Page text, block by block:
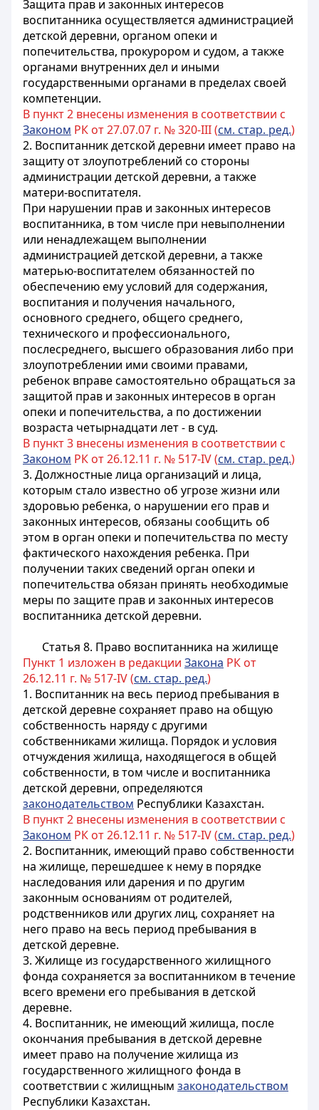
Защита прав и законных интересов
воспитанника осуществляется администрацией
детской деревни, органом опеки и
попечительства, прокурором и судом, а также
органами внутренних дел и иными
государственными органами в пределах своей
компетенции.
В пункт 2 внесены изменения в соответствии с
Законом РК от 27.07.07 г. № 320-III (см. стар. ред.)
2. Воспитанник детской деревни имеет право на
защиту от злоупотреблений со стороны
администрации детской деревни, а также
матери-воспитателя.
При нарушении прав и законных интересов
воспитанника, в том числе при невыполнении
или ненадлежащем выполнении
администрацией детской деревни, а также
матерью-воспитателем обязанностей по
обеспечению ему условий для содержания,
воспитания и получения начального,
основного среднего, общего среднего,
технического и профессионального,
послесреднего, высшего образования либо при
злоупотреблении ими своими правами,
ребенок вправе самостоятельно обращаться за
защитой прав и законных интересов в орган
опеки и попечительства, а по достижении
возраста четырнадцати лет - в суд.
В пункт 3 внесены изменения в соответствии с
Законом РК от 26.12.11 г. № 517-IV (см. стар. ред.)
3. Должностные лица организаций и лица,
которым стало известно об угрозе жизни или
здоровью ребенка, о нарушении его прав и
законных интересов, обязаны сообщить об
этом в орган опеки и попечительства по месту
фактического нахождения ребенка. При
получении таких сведений орган опеки и
попечительства обязан принять необходимые
меры по защите прав и законных интересов
воспитанника детской деревни.
Статья 8. Право воспитанника на жилище
Пункт 1 изложен в редакции Закона РК от
26.12.11 г. № 517-IV (см. стар. ред.)
1. Воспитанник на весь период пребывания в
детской деревне сохраняет право на общую
собственность наряду с другими
собственниками жилища. Порядок и условия
отчуждения жилища, находящегося в общей
собственности, в том числе и воспитанника
детской деревни, определяются
законодательством Республики Казахстан.
В пункт 2 внесены изменения в соответствии с
Законом РК от 26.12.11 г. № 517-IV (см. стар. ред.)
2. Воспитанник, имеющий право собственности
на жилище, перешедшее к нему в порядке
наследования или дарения и по другим
законным основаниям от родителей,
родственников или других лиц, сохраняет на
него право на весь период пребывания в
детской деревне.
3. Жилище из государственного жилищного
фонда сохраняется за воспитанником в течение
всего времени его пребывания в детской
деревне.
4. Воспитанник, не имеющий жилища, после
окончания пребывания в детской деревне
имеет право на получение жилища из
государственного жилищного фонда в
соответствии с жилищным законодательством
Республики Казахстан.